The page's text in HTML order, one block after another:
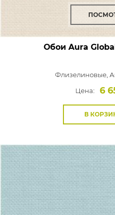
Обои Aura
Флизелиновые,
Цена:
6
В